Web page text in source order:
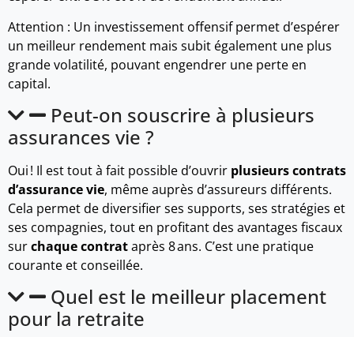
Attention : Un investissement offensif permet d’espérer
un meilleur rendement mais subit également une plus
grande volatilité, pouvant engendrer une perte en
capital.
Peut-on souscrire à plusieurs
assurances vie ?
Oui ! Il est tout à fait possible d’ouvrir plusieurs contrats
d’assurance vie, même auprès d’assureurs différents.
Cela permet de diversifier ses supports, ses stratégies et
ses compagnies, tout en profitant des avantages fiscaux
surchaque contrataprès 8 ans. C’est une pratique
courante et conseillée.
Quel est le meilleur placement
pour la retraite